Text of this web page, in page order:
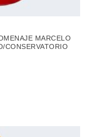
MARCELO
CONSERVATORIO